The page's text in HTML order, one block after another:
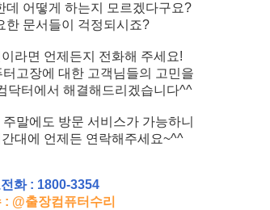
데 어떻게 하는지 모르겠다구요?
한 문서들이 걱정되시죠?
라면 언제든지 전화해 주세요!
고장에 대한 고객님들의 고민을
닥터에서 해결해드리겠습니다^^
말에도 방문 서비스가 가능하니
대에 언제든 연락해주세요~^^
화 : 1800-3354
: @출장컴퓨터수리